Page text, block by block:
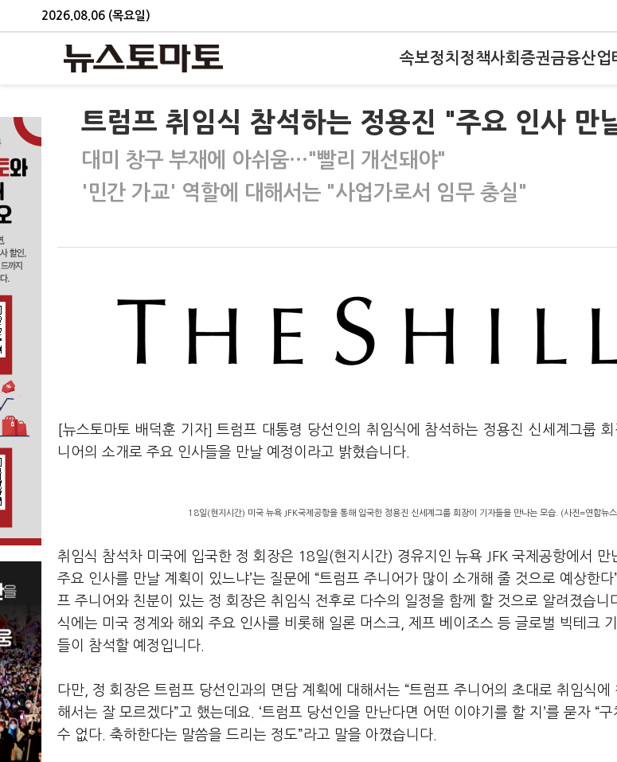
2026.08.06 (목요일)
속보정치 정책사회 증권금융산업
트럼프 취임식 참석하는 정용진 "주요 인사 만
대미 창구 부재에 아쉬움…"빨리 개선돼야"
'민간 가교' 역할에 대해서는 "사업가로서 임무 충실"
[뉴스토마토 배덕훈 기자] 트럼프 대통령 당선인의 취임식에 참석하는 정용진 신세계그룹
니어의 소개로 주요 인사들을 만날 예정이라고 밝혔습니다
18일(현지시간) 미국 뉴욕 JFK국제공항을 통해 입국한 정용진 신세계그룹 회장이 기자들을 만나는 모습. (사진=연합뉴
취임식 참석차 미국에 입국한 정 회장은 18일(현지시간) 경유지인 뉴욕 JFK 국제공항에서 만
주요 인사를 만날 계획이 있느냐’는 질문에 “트럼프 주니어가 많이 소개해 줄 것으로 예상한다
프 주니어와 친분이 있는 정 회장은 취임식 전후로 다수의 일정을 함께 할 것으로 알려졌습니
식에는 미국 정계와 해외 주요 인사를 비롯해 일론 머스크
제프 베이조스 등 글로벌 빅테크
들이 참석할 예정입니다
다만 정 회장은 트럼프 당선인과의 면담 계획에 대해서는 “트럼프 주니어의 초대로 취임식에
해서는 잘 모르겠다”고 했는데요 . ‘트럼프 당선인을 만난다면 어떤 이야기를 할 지 ’를 묻자 “구
수 없다 축하한다는 말씀을 드리는 정도”라고 말을 아꼈습니다